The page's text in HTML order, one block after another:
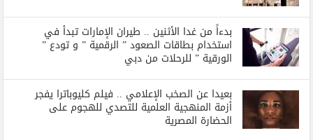
بدءاً من غدا الأثنين .. طيران الإمارات تبدأ في
استخدام بطاقات الصعود ” الرقمية ” و تودع ”
الورقية ” للرحلات من دبي
بعيدا عن الصخب الإعلامي .. فيلم كليوباترا يفجر
أزمة المنهجية العلمية للتصدي للهجوم على
الحضارة المصرية